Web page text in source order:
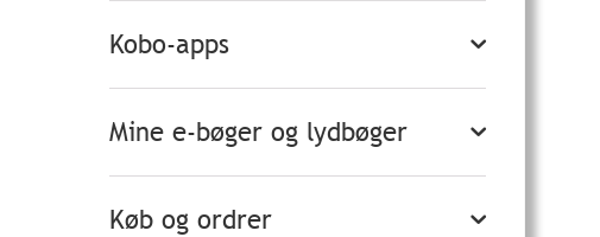
Kobo-apps
Mine e-bøger og lydbøger
Køb og ordrer